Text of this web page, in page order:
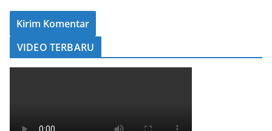
VIDEO TERBARU